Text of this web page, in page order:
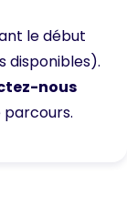
le début
disponibles).
nous